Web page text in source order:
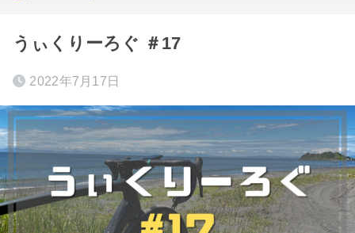
うぃくりーろぐ ＃17
2022年7月17日